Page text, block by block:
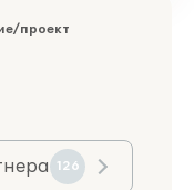
проект
126